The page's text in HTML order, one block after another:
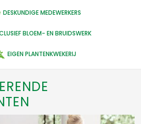
DESKUNDIGE MEDEWERKERS
BLOEM- EN BRUIDSWERK
EIGEN PLANTENKWEKERIJ